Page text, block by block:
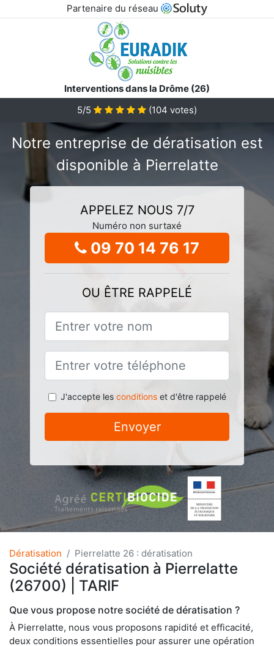
Partenaire du réseau
Interventions dans la Drôme (26)
5/5
(104 votes)
Notre entreprise de dératisation est
disponible à Pierrelatte
APPELEZ NOUS 7/7
Numéro non surtaxé
09 70 14 76 17
OU ÊTRE RAPPELÉ
J'accepte les conditionset d'être rappelé
Envoyer
Dératisation Pierrelatte 26 : dératisation
Société dératisation à Pierrelatte
(26700) | TARIF
Que vous propose notre société de dératisation ?
À Pierrelatte, nous vous proposons rapidité et efficacité,
deux conditions essentielles pour assurer une opération